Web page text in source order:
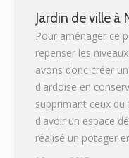
Jardin de ville à
Pour aménager ce
repenser les
avons donc créer
d'ardoise en
supprimant ceux
d'avoir un espace
réalisé un potager